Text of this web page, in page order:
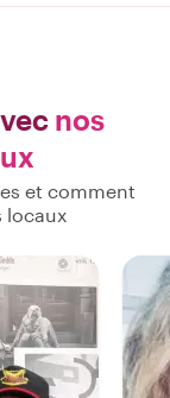
nos
et comment
locaux